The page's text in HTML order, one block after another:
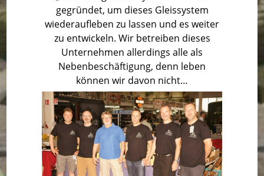
gegründet, um dieses Gleissystem
wiederaufleben zu lassen und es weiter
zu entwickeln. Wir betreiben dieses
Unternehmen allerdings alle als
Nebenbeschäftigung, denn leben
können wir davon nicht…